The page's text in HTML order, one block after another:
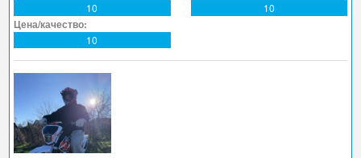
10 10
Цена/качество:
10